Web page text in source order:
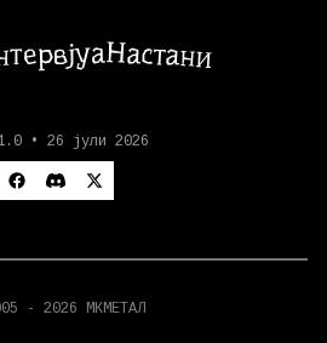
Настани
• 26 јули 2026
- 2026 МКМЕТАЛ